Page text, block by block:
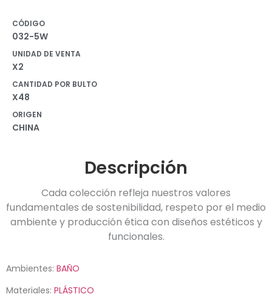
CÓDIGO
032-5W
UNIDAD DE VENTA
X2
CANTIDAD POR BULTO
X48
ORIGEN
CHINA
Descripción
Cada colección refleja nuestros valores
fundamentales de sostenibilidad, respeto por el medio
ambiente y producción ética con diseños estéticos y
funcionales.
Ambientes: BAÑO
Materiales: PLÁSTICO